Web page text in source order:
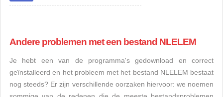
Andere problemen met een bestand NLELEM
Je hebt een van de programma's gedownload en correct
geïnstalleerd en het probleem met het bestand NLELEM bestaat
nog steeds? Er zijn verschillende oorzaken hiervoor: we noemen